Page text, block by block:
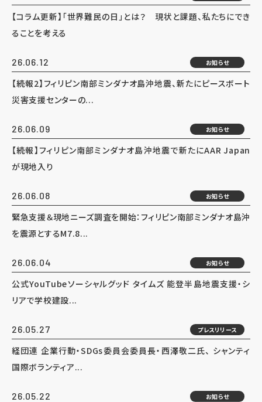
【コラム更新】「世界難民の日」とは？ 現状と課題、私たちにでき
ることを考える
26.06.12 お知らせ
【続報2】フィリピン南部ミンダナオ島沖地震、新たにピースボート
災害支援センターの...
26.06.09 お知らせ
【続報】フィリピン南部ミンダナオ島沖地震で新たにAAR Japan
が現地入り
26.06.08 お知らせ
緊急支援＆現地ニーズ調査を開始：フィリピン南部ミンダナオ島沖
を震源とするM7.8...
26.06.04 お知らせ
公式YouTubeソーシャルグッド タイムズ 能登半島地震支援・シ
リアで学校建設...
26.05.27 プレスリリース
経団連 企業行動・SDGs委員会委員長・西澤敬二氏、 シャンティ
国際ボランティア...
26.05.22 お知らせ